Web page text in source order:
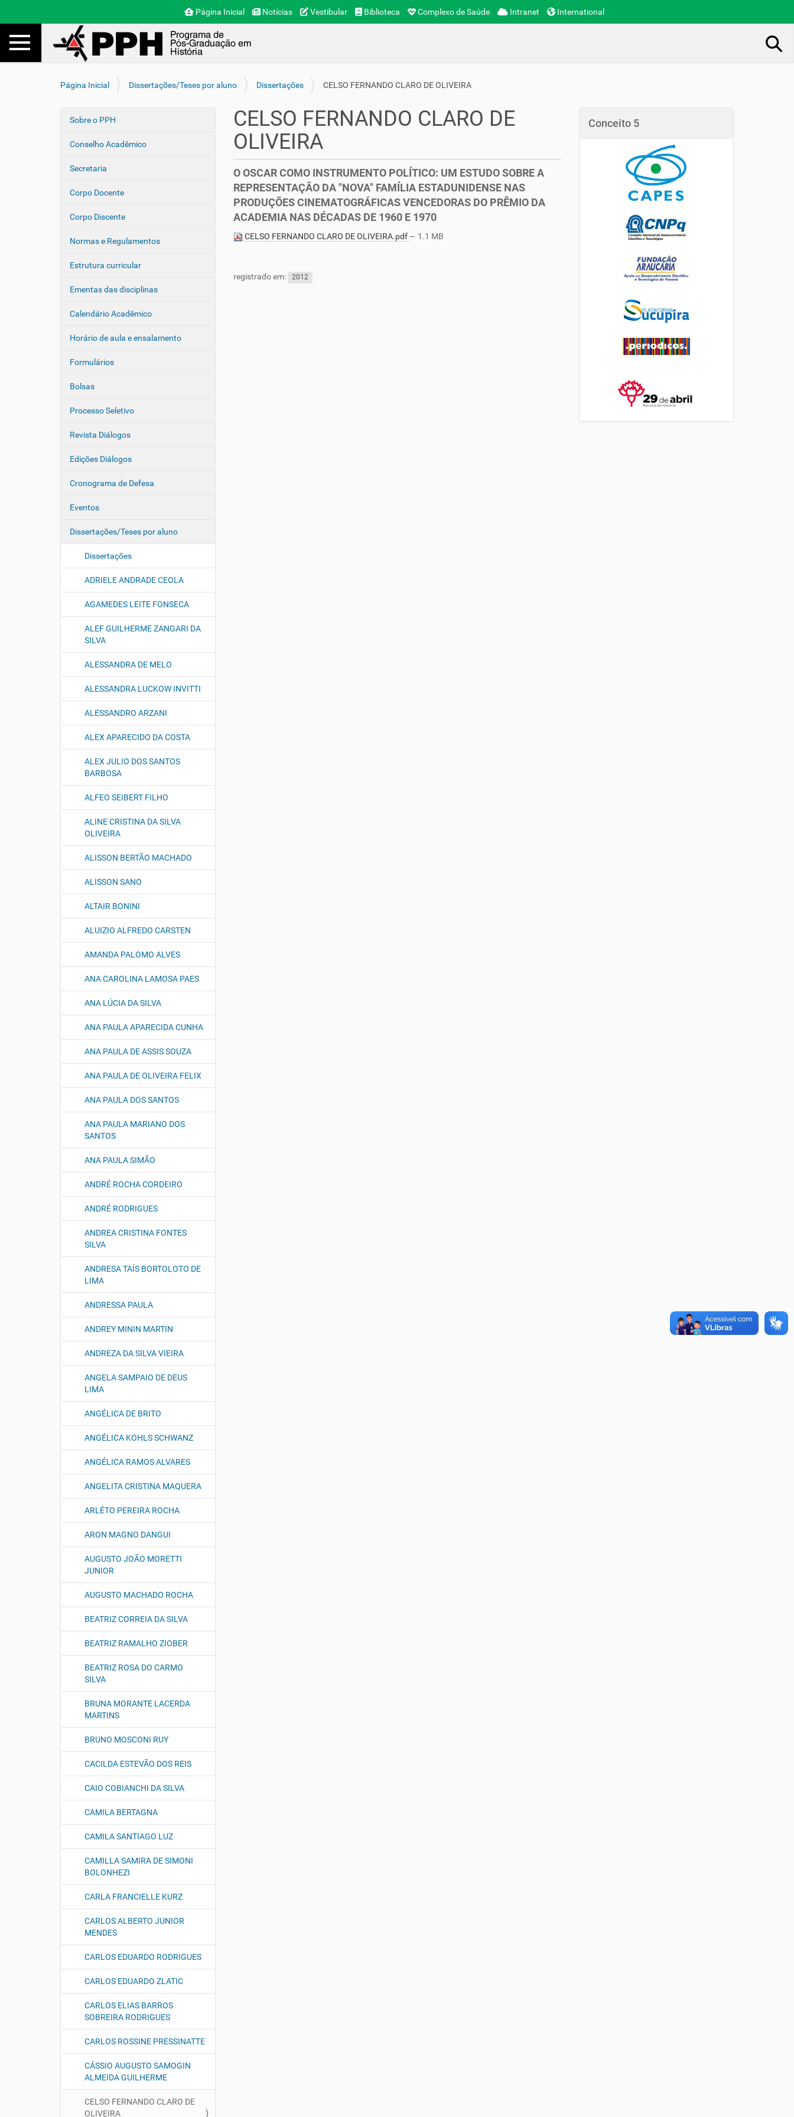
Página Inicial Notícias Vestibular Biblioteca Complexo de Saúde Intranet International
Toggle navigation Busca
V
Página Inicial Dissertações/Teses por aluno Dissertações CELSO FERNANDO CLARO DE OLIVEIRA
N
e
a
ç
o
Sobre o PPH
Conselho Acadêmico
Secretaria
Corpo Docente
Corpo Discente
Normas e Regulamentos
Estrutura curricular
Ementas das disciplinas
Calendário Acadêmico
Horário de aula e ensalamento
Formulários
Bolsas
Processo Seletivo
Revista Diálogos
Edições Diálogos
Cronograma de Defesa
Eventos
Dissertações/Teses por aluno
Dissertações
ADRIELE ANDRADE CEOLA
AGAMEDES LEITE FONSECA
ALEF GUILHERME ZANGARI DA
SILVA
ALESSANDRA DE MELO
ALESSANDRA LUCKOW INVITTI
ALESSANDRO ARZANI
ALEX APARECIDO DA COSTA
ALEX JULIO DOS SANTOS
BARBOSA
ALFEO SEIBERT FILHO
ALINE CRISTINA DA SILVA
OLIVEIRA
ALISSON BERTÃO MACHADO
ALISSON SANO
ALTAIR BONINI
ALUIZIO ALFREDO CARSTEN
AMANDA PALOMO ALVES
ANA CAROLINA LAMOSA PAES
ANA LÚCIA DA SILVA
ANA PAULA APARECIDA CUNHA
ANA PAULA DE ASSIS SOUZA
ANA PAULA DE OLIVEIRA FELIX
ANA PAULA DOS SANTOS
ANA PAULA MARIANO DOS
SANTOS
ANA PAULA SIMÃO
ANDRÉ ROCHA CORDEIRO
ANDRÉ RODRIGUES
ANDREA CRISTINA FONTES
SILVA
ANDRESA TAÍS BORTOLOTO DE
LIMA
ANDRESSA PAULA
ANDREY MININ MARTIN
ANDREZA DA SILVA VIEIRA
ANGELA SAMPAIO DE DEUS
LIMA
ANGÉLICA DE BRITO
ANGÉLICA KOHLS SCHWANZ
ANGÉLICA RAMOS ALVARES
ANGELITA CRISTINA MAQUERA
ARLÉTO PEREIRA ROCHA
ARON MAGNO DANGUI
AUGUSTO JOÃO MORETTI
JUNIOR
AUGUSTO MACHADO ROCHA
BEATRIZ CORREIA DA SILVA
BEATRIZ RAMALHO ZIOBER
BEATRIZ ROSA DO CARMO
SILVA
BRUNA MORANTE LACERDA
MARTINS
BRUNO MOSCONI RUY
CACILDA ESTEVÃO DOS REIS
CAIO COBIANCHI DA SILVA
CAMILA BERTAGNA
CAMILA SANTIAGO LUZ
CAMILLA SAMIRA DE SIMONI
BOLONHEZI
CARLA FRANCIELLE KURZ
CARLOS ALBERTO JUNIOR
MENDES
CARLOS EDUARDO RODRIGUES
CARLOS EDUARDO ZLATIC
CARLOS ELIAS BARROS
SOBREIRA RODRIGUES
CARLOS ROSSINE PRESSINATTE
CÁSSIO AUGUSTO SAMOGIN
ALMEIDA GUILHERME
CELSO FERNANDO CLARO DE
OLIVEIRA
CELSO FERNANDO CLARO DE
OLIVEIRA
O OSCAR COMO INSTRUMENTO POLÍTICO: UM ESTUDO SOBRE A
REPRESENTAÇÃO DA "NOVA" FAMÍLIA ESTADUNIDENSE NAS
PRODUÇÕES CINEMATOGRÁFICAS VENCEDORAS DO PRÊMIO DA
ACADEMIA NAS DÉCADAS DE 1960 E 1970
CELSO FERNANDO CLARO DE OLIVEIRA.pdf— 1.1 MB
registrado em: 2012
Conceito 5